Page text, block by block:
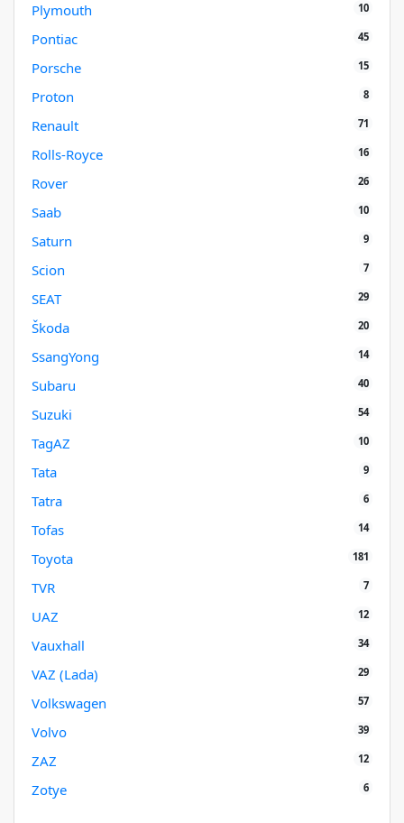
Plymouth 10
Pontiac 45
Porsche 15
Proton 8
Renault 71
Rolls-Royce 16
Rover 26
Saab 10
Saturn 9
Scion 7
SEAT 29
Škoda 20
SsangYong 14
Subaru 40
Suzuki 54
TagAZ 10
Tata 9
Tatra 6
Tofas 14
Toyota 181
TVR 7
UAZ 12
Vauxhall 34
VAZ (Lada) 29
Volkswagen 57
Volvo 39
ZAZ 12
Zotye 6